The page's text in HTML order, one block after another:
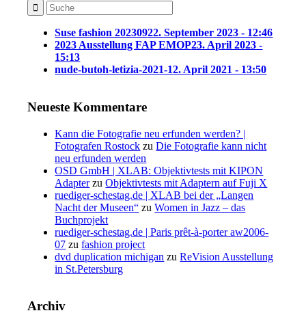
Suse fashion 20230922. September 2023 - 12:46
2023 Ausstellung FAP EMOP23. April 2023 -
15:13
nude-butoh-letizia-2021-12. April 2021 - 13:50
Neueste Kommentare
Kann die Fotografie neu erfunden werden? |
Fotografen Rostock zuDie Fotografie kann nicht
neu erfunden werden
OSD GmbH | XLAB: Objektivtests mit KIPON
AdapterzuObjektivtests mit Adaptern auf Fuji X
ruediger-schestag.de | XLAB bei der „Langen
Nacht der Museen“ zuWomen in Jazz – das
Buchprojekt
ruediger-schestag.de | Paris prêt-à-porter aw2006-
07 zufashion project
dvd duplication michigan zuReVision Ausstellung
in St.Petersburg
Archiv